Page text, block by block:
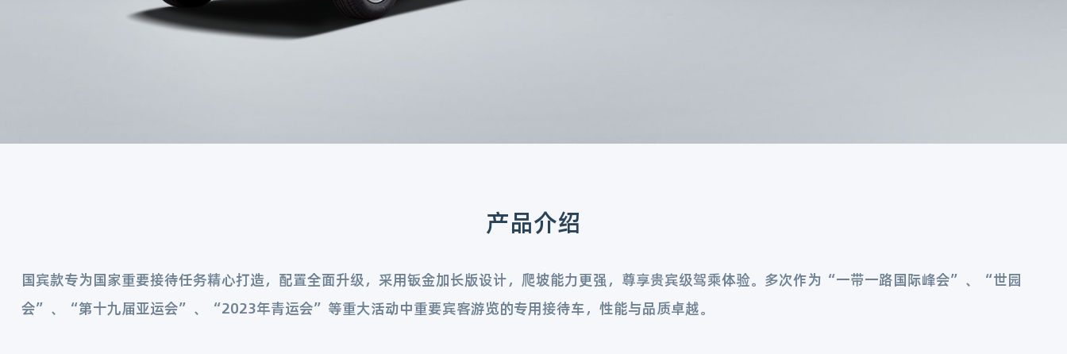
产品介绍
国宾款专为国家重要接待任务精心打造，配置全面升级，采用钣金加长版设计，爬坡能力更强，尊享贵宾级驾乘体验。多次作为“一带一路国际峰会”、“世园
会”、“第十九届亚运会”、“2023年青运会”等重大活动中重要宾客游览的专用接待车，性能与品质卓越。